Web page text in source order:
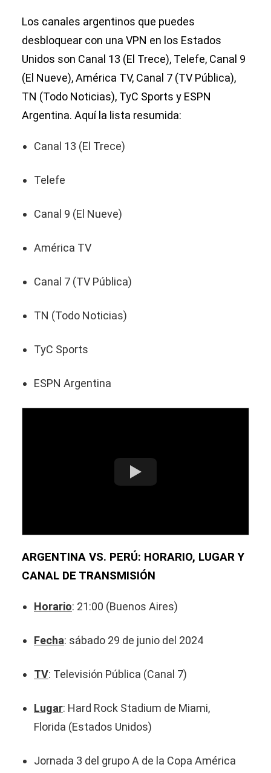
Los canales argentinos que puedes
desbloquear con una VPN en los Estados
Unidos son Canal 13 (El Trece), Telefe, Canal 9
(El Nueve), América TV, Canal 7 (TV Pública),
TN (Todo Noticias), TyC Sports y ESPN
Argentina. Aquí la lista resumida:
Canal 13 (El Trece)
Telefe
Canal 9 (El Nueve)
América TV
Canal 7 (TV Pública)
TN (Todo Noticias)
TyC Sports
ESPN Argentina
ARGENTINA VS. PERÚ: HORARIO, LUGAR Y
CANAL DE TRANSMISIÓN
Horario: 21:00 (Buenos Aires)
Fecha: sábado 29 de junio del 2024
TV: Televisión Pública (Canal 7)
Lugar: Hard Rock Stadium de Miami,
Florida (Estados Unidos)
Jornada 3 del grupo A de la Copa América